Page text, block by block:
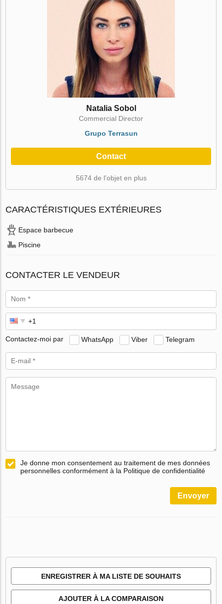
Natalia Sobol
Commercial Director
Grupo Terrasun
Contact
5674 de l'objet en plus
CARACTÉRISTIQUES EXTÉRIEURES
Espace barbecue
Piscine
CONTACTER LE VENDEUR
Contactez-moi par WhatsApp Viber Telegram
Je donne mon consentement au traitement de mes données
personnelles conformément à la Politique de confidentialité
Envoyer
ENREGISTRER À MA LISTE DE SOUHAITS
AJOUTER À LA COMPARAISON